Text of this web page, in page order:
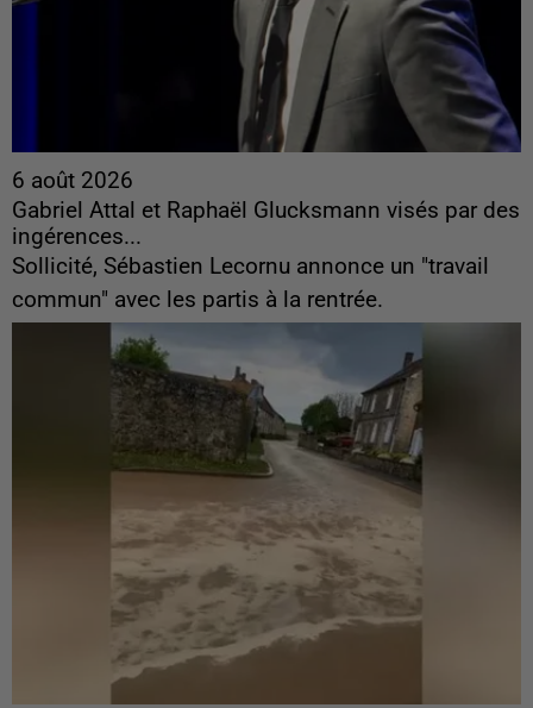
6 août 2026
Gabriel Attal et Raphaël Glucksmann visés par des
ingérences...
Sollicité, Sébastien Lecornu annonce un "travail
commun" avec les partis à la rentrée.